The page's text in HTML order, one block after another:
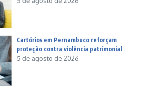
Cartórios em Pernambuco reforçam
proteção contra violência patrimonial
5 de agosto de 2026